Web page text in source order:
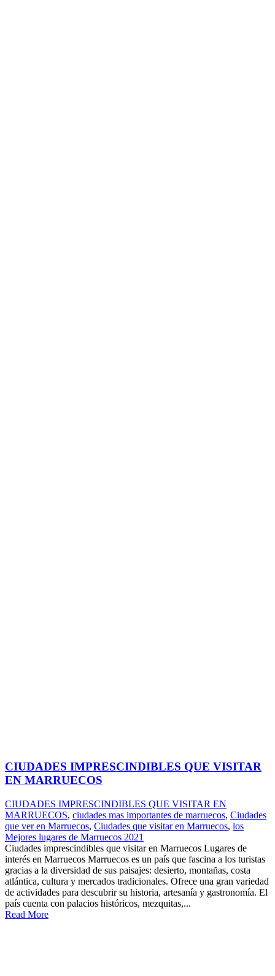
CIUDADES IMPRESCINDIBLES QUE VISITAR
EN MARRUECOS
CIUDADES IMPRESCINDIBLES QUE VISITAR EN
MARRUECOS, ciudades mas importantes de marruecos, Ciudades
que ver en Marruecos, Ciudades que visitar en Marruecos, los
Mejores lugares de Marruecos 2021
Ciudades imprescindibles que visitar en Marruecos Lugares de
interés en Marruecos Marruecos es un país que fascina a los turistas
gracias a la diversidad de sus paisajes: desierto, montañas, costa
atlántica, cultura y mercados tradicionales. Ofrece una gran variedad
de actividades para descubrir su historia, artesanía y gastronomía. El
país cuenta con palacios históricos, mezquitas,...
Read More